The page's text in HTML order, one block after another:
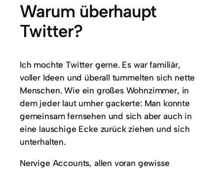
Warum überhaupt
Twitter?
Ich mochte Twitter gerne. Es war familiär,
voller Ideen und überall tummelten sich nette
Menschen. Wie ein großes Wohnzimmer, in
dem jeder laut umher gackerte: Man konnte
gemeinsam fernsehen und sich aber auch in
eine lauschige Ecke zurück ziehen und sich
unterhalten.
Nervige Accounts, allen voran gewisse